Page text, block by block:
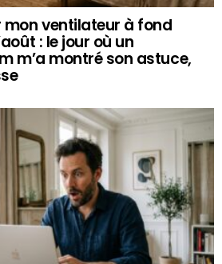
ventilateur à fond
: le jour où un
m’a montré son astuce,